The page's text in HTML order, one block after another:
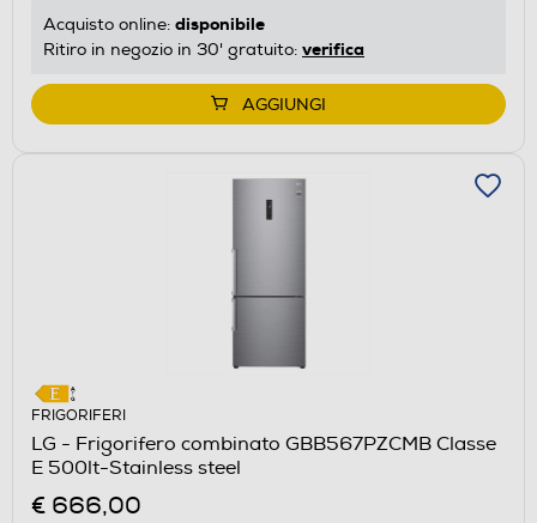
Acquisto online: disponibile
Ritiro in negozio in 30' gratuito: verifica
AGGIUNGI
FRIGORIFERI
LG - Frigorifero combinato GBB567PZCMB Classe
E 500lt-Stainless steel
€ 666,00